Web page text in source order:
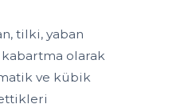
tilki, yaban
olarak
ve kübik